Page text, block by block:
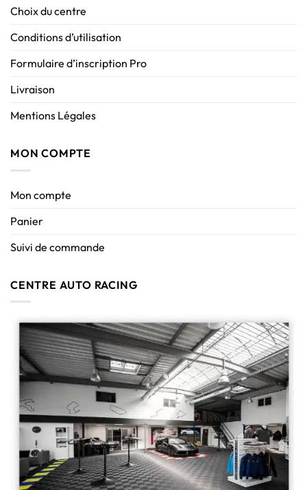
Choix du centre
Conditions d’utilisation
Formulaire d’inscription Pro
Livraison
Mentions Légales
MON COMPTE
Mon compte
Panier
Suivi de commande
CENTRE AUTO RACING